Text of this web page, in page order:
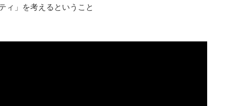
ィ」を考えるということ